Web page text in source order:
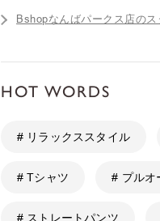
Bshopなんばパークス店の
HOT WORDS
# リラックススタイル
# Tシャツ # プルオ
# ストレートパンツ